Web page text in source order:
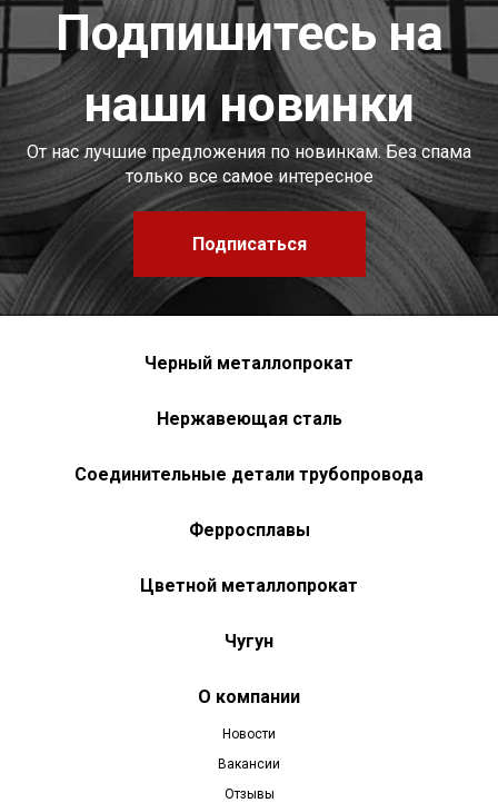
Подпишитесь на
наши новинки
От нас лучшие предложения по новинкам. Без спама
только все самое интересное
Подписаться
Черный металлопрокат
Нержавеющая сталь
Соединительные детали трубопровода
Ферросплавы
Цветной металлопрокат
Чугун
О компании
Новости
Вакансии
Отзывы